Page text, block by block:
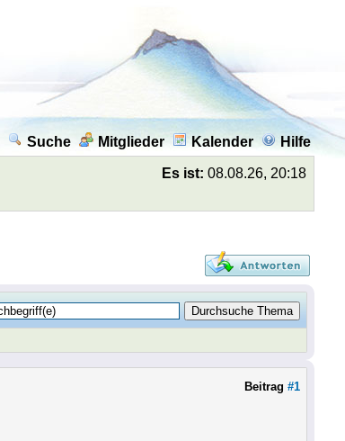
Suche Mitglieder Kalender Hilfe
Es ist: 08.08.26, 20:18
Beitrag #1